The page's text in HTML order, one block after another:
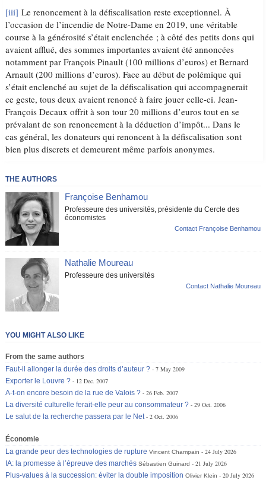
[iii] Le renoncement à la défiscalisation reste exceptionnel. À
l’occasion de l’incendie de Notre-Dame en 2019, une véritable
course à la générosité s’était enclenchée ; à côté des petits dons qui
avaient afflué, des sommes importantes avaient été annoncées
notamment par François Pinault (100 millions d’euros) et Bernard
Arnault (200 millions d’euros). Face au début de polémique qui
s’était enclenché au sujet de la défiscalisation qui accompagnerait
ce geste, tous deux avaient renoncé à faire jouer celle-ci. Jean-
François Decaux offrit à son tour 20 millions d’euros tout en se
prévalant de son renoncement à la déduction d’impôt... Dans le
cas général, les donateurs qui renoncent à la défiscalisation sont
bien plus discrets et demeurent même parfois anonymes.
THE AUTHORS
Françoise Benhamou
Professeure des universités, présidente du Cercle des
économistes
Contact Françoise Benhamou
Nathalie Moureau
Professeure des universités
Contact Nathalie Moureau
YOU MIGHT ALSO LIKE
From the same authors
Faut-il allonger la durée des droits d’auteur ?
7 May 2009
Exporter le Louvre ?
12 Dec. 2007
A-t-on encore besoin de la rue de Valois ?
26 Feb. 2007
La diversité culturelle ferait-elle peur au consommateur ?
29 Oct. 2006
Le salut de la recherche passera par le Net
2 Oct. 2006
Économie
La grande peur des technologies de rupture Vincent Champain
24 July 2026
IA: la promesse à l’épreuve des marchés Sébastien Guinard
21 July 2026
Plus-values à la succession: éviter la double imposition Olivier Klein 20 July 2026